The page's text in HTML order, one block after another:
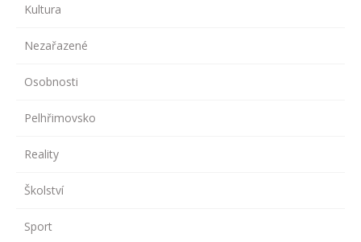
Kultura
Nezařazené
Osobnosti
Pelhřimovsko
Reality
Školství
Sport